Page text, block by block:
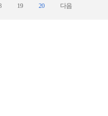
19 20 다음